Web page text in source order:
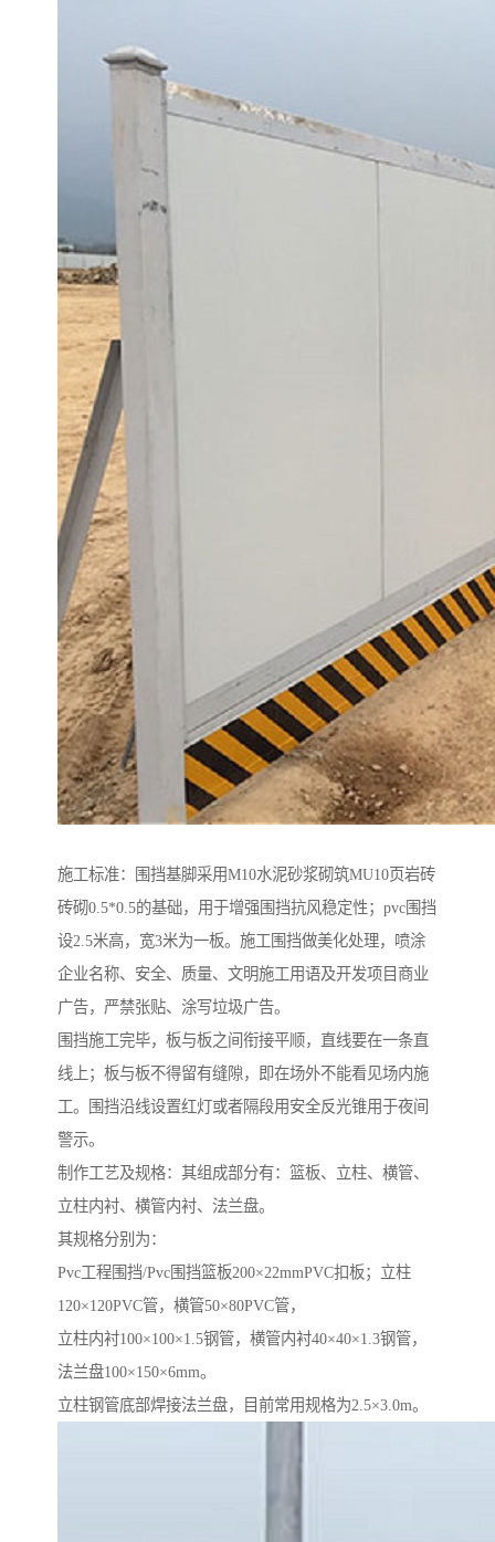
施工标准：围挡基脚采用M10水泥砂浆砌筑MU10页岩砖
砖砌0.5*0.5的基础，用于增强围挡抗风稳定性；pvc围挡
设2.5米高，宽3米为一板。施工围挡做美化处理，喷涂
企业名称、安全、质量、文明施工用语及开发项目商业
广告，严禁张贴、涂写垃圾广告。
围挡施工完毕，板与板之间衔接平顺，直线要在一条直
线上；板与板不得留有缝隙，即在场外不能看见场内施
工。围挡沿线设置红灯或者隔段用安全反光锥用于夜间
警示。
制作工艺及规格：其组成部分有：篮板、立柱、横管、
立柱内衬、横管内衬、法兰盘。
其规格分别为：
Pvc工程围挡/Pvc围挡篮板200×22mmPVC扣板；立柱
120×120PVC管，横管50×80PVC管，
立柱内衬100×100×1.5钢管，横管内衬40×40×1.3钢管，
法兰盘100×150×6mm。
立柱钢管底部焊接法兰盘，目前常用规格为2.5×3.0m。